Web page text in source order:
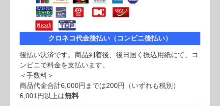
クロネコ代金後払い（コンビニ後払い）
後払い決済です。商品到着後、後日届く振込用紙にて、コ
ンビニで料金を支払います。
＜手数料＞
商品代金合計6,000円までは200円（いずれも税別）
6,001円以上は無料